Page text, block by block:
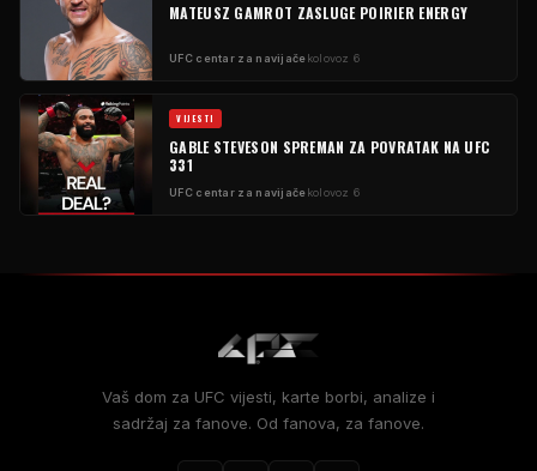
MATEUSZ GAMROT ZASLUGE POIRIER ENERGY
UFC centar za navijače kolovoz 6
VIJESTI
GABLE STEVESON SPREMAN ZA POVRATAK NA UFC
331
UFC centar za navijače kolovoz 6
Vaš dom za UFC vijesti, karte borbi, analize i
sadržaj za fanove. Od fanova, za fanove.